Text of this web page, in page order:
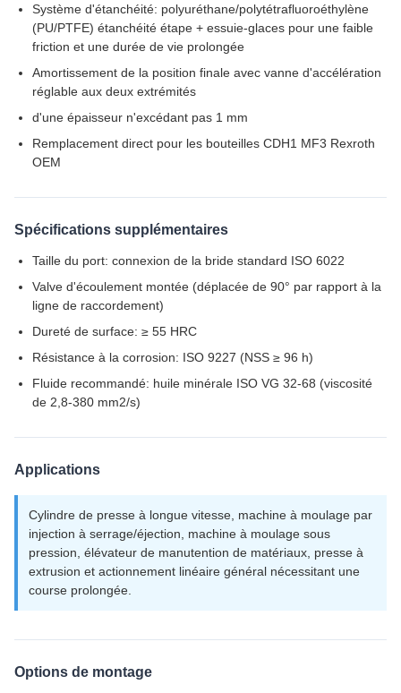
Système d'étanchéité: polyuréthane/polytétrafluoroéthylène
(PU/PTFE) étanchéité étape + essuie-glaces pour une faible
friction et une durée de vie prolongée
Amortissement de la position finale avec vanne d'accélération
réglable aux deux extrémités
d'une épaisseur n'excédant pas 1 mm
Remplacement direct pour les bouteilles CDH1 MF3 Rexroth
OEM
Spécifications supplémentaires
Taille du port: connexion de la bride standard ISO 6022
Valve d'écoulement montée (déplacée de 90° par rapport à la
ligne de raccordement)
Dureté de surface: ≥ 55 HRC
Résistance à la corrosion: ISO 9227 (NSS ≥ 96 h)
Fluide recommandé: huile minérale ISO VG 32-68 (viscosité
de 2,8-380 mm2/s)
Applications
Cylindre de presse à longue vitesse, machine à moulage par
injection à serrage/éjection, machine à moulage sous
pression, élévateur de manutention de matériaux, presse à
extrusion et actionnement linéaire général nécessitant une
course prolongée.
Options de montage